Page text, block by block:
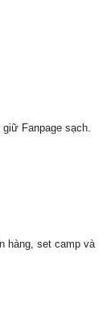
Fanpage sạch.
hàng, set camp và